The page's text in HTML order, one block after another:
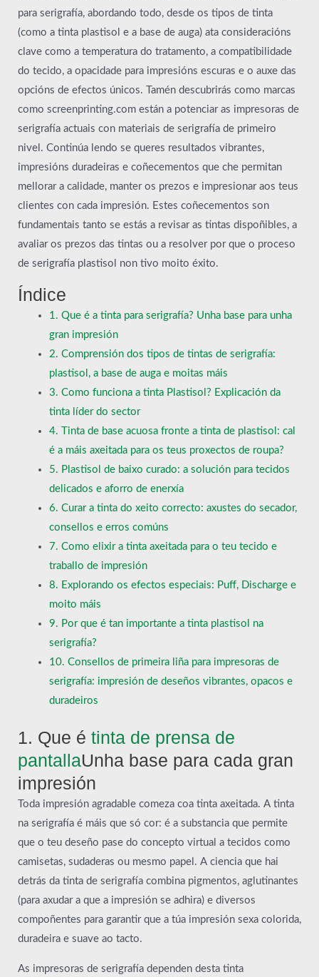
para serigrafía, abordando todo, desde os tipos de tinta
(como a tinta plastisol e a base de auga) ata consideracións
clave como a temperatura do tratamento, a compatibilidade
do tecido, a opacidade para impresións escuras e o auxe das
opcións de efectos únicos. Tamén descubrirás como marcas
como screenprinting.com están a potenciar as impresoras de
serigrafía actuais con materiais de serigrafía de primeiro
nivel. Continúa lendo se queres resultados vibrantes,
impresións duradeiras e coñecementos que che permitan
mellorar a calidade, manter os prezos e impresionar aos teus
clientes con cada impresión. Estes coñecementos son
fundamentais tanto se estás a revisar as tintas dispoñibles, a
avaliar os prezos das tintas ou a resolver por que o proceso
de serigrafía plastisol non tivo moito éxito.
Índice
1. Que é a tinta para serigrafía? Unha base para unha
gran impresión
2. Comprensión dos tipos de tintas de serigrafía:
plastisol, a base de auga e moitas máis
3. Como funciona a tinta Plastisol? Explicación da
tinta líder do sector
4. Tinta de base acuosa fronte a tinta de plastisol: cal
é a máis axeitada para os teus proxectos de roupa?
5. Plastisol de baixo curado: a solución para tecidos
delicados e aforro de enerxía
6. Curar a tinta do xeito correcto: axustes do secador,
consellos e erros comúns
7. Como elixir a tinta axeitada para o teu tecido e
traballo de impresión
8. Explorando os efectos especiais: Puff, Discharge e
moito máis
9. Por que é tan importante a tinta plastisol na
serigrafía?
10. Consellos de primeira liña para impresoras de
serigrafía: impresión de deseños vibrantes, opacos e
duradeiros
1. Que é tinta de prensa de
pantallaUnha base para cada gran
impresión
Toda impresión agradable comeza coa tinta axeitada. A tinta
na serigrafía é máis que só cor: é a substancia que permite
que o teu deseño pase do concepto virtual a tecidos como
camisetas, sudaderas ou mesmo papel. A ciencia que hai
detrás da tinta de serigrafía combina pigmentos, aglutinantes
(para axudar a que a impresión se adhira) e diversos
compoñentes para garantir que a túa impresión sexa colorida,
duradeira e suave ao tacto.
As impresoras de serigrafía dependen desta tinta